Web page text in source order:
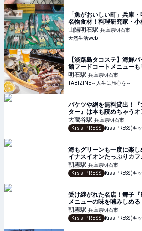
「魚がおいしい町」兵庫
名物食材！料理研究家・
の明石だこ”や練り物、と
生活web
山陽明石駅 兵庫県明石市
天然生活web
【淡路島タコステ】海鮮
館フードコートメニューも
TABIZINE～人生に旅心を～
明石駅 兵庫県明石市
TABIZINE～人生に旅心を～
バケツや網を無料貸出！
ター』は本も読めちゃうオ
大蔵谷駅 兵庫県明石市
Kiss PRESS
海もグリーンも一度に楽
イナスイオンたっぷりカフ
朝霧駅 兵庫県明石市
Kiss PRESS
受け継がれた名店！舞子
メニューの味を噛みしめる
朝霧駅 兵庫県明石市
Kiss PRESS